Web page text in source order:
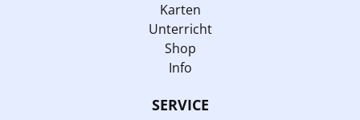
Karten
Unterricht
Shop
Info
SERVICE